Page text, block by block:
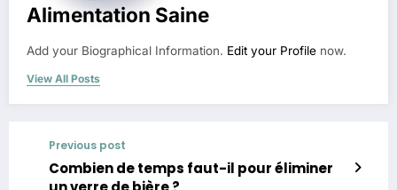
Alimentation Saine
Add your Biographical Information. Edit your Profile now.
View All Posts
Previous post
Combien de temps faut-il pour éliminer